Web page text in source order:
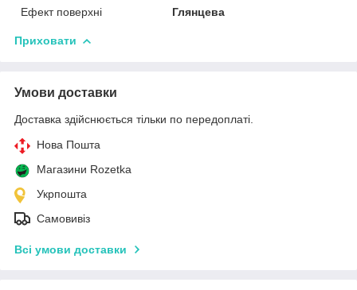
Ефект поверхні
Глянцева
Приховати
Умови доставки
Доставка здійснюється тільки по передоплаті.
Нова Пошта
Магазини Rozetka
Укрпошта
Самовивіз
Всі умови доставки